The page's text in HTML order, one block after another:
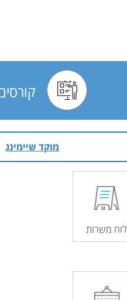
מוקד שיימינג
לוח משרות